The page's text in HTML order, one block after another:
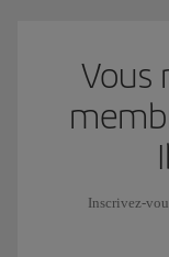
Vous
Inscrivez-